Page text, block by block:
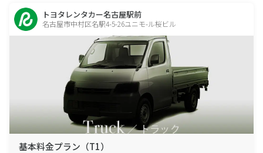
トヨタレンタカー名古屋駅前
名古屋市中村区名駅4-5-26ユニモ-ル桜ビル
基本料金プラン（T1）